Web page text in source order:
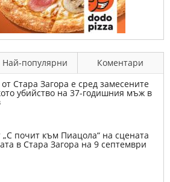
Най-популярни
Коментари
Стара Загора е сред замесените
убийство на 37-годишния мъж в
„С почит към Пиацола“ на сцената
в Стара Загора на 9 септември